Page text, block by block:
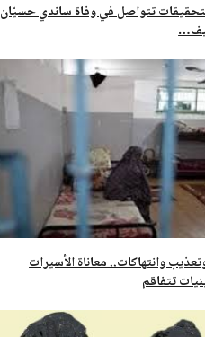
تتواصل في وفاة ساندي حسيّان
وانتهاكات.. معاناة الأسيرات
تتفاقم